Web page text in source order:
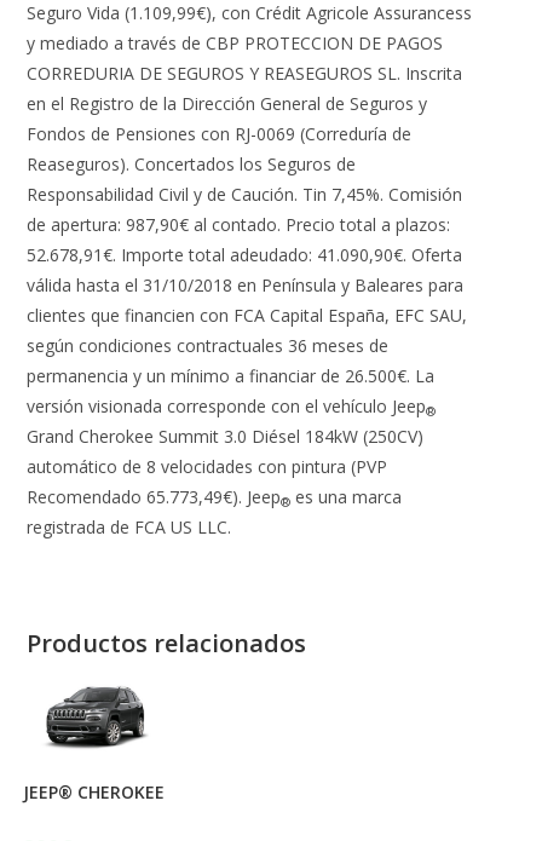
Seguro Vida (1.109,99€), con Crédit Agricole Assurancess
y mediado a través de CBP PROTECCION DE PAGOS
CORREDURIA DE SEGUROS Y REASEGUROS SL. Inscrita
en el Registro de la Dirección General de Seguros y
Fondos de Pensiones con RJ-0069 (Correduría de
Reaseguros). Concertados los Seguros de
Responsabilidad Civil y de Caución. Tin 7,45%. Comisión
de apertura: 987,90€ al contado. Precio total a plazos:
52.678,91€. Importe total adeudado: 41.090,90€. Oferta
válida hasta el 31/10/2018 en Península y Baleares para
clientes que financien con FCA Capital España, EFC SAU,
según condiciones contractuales 36 meses de
permanencia y un mínimo a financiar de 26.500€. La
versión visionada corresponde con el vehículo Jeep®
Grand Cherokee Summit 3.0 Diésel 184kW (250CV)
automático de 8 velocidades con pintura (PVP
Recomendado 65.773,49€). Jeep® es una marca
registrada de FCA US LLC.
Productos relacionados
JEEP® CHEROKEE